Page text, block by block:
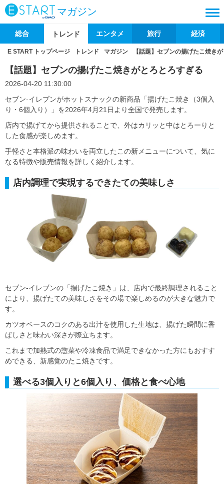
マガジン
総合 トレンド エンタメ 旅行 経済
E START トップページ トレンド マガジン 【話題】セブンの揚げたこ焼き
【話題】セブンの揚げたこ焼きがとろとろすぎる
2026-04-20 11:30:00
セブン‐イレブンがホットスナックの新商品「揚げたこ焼き（3個入
り・6個入り）」を2026年4月21日より全国で発売します。
店内で揚げてから提供されることで、外はカリッと中はとろーりと
した食感が楽しめます。
手軽さと本格派の味わいを両立したこの新メニューについて、気に
なる特徴や販売情報を詳しく紹介します。
店内調理で実現するできたての美味しさ
セブン‐イレブンの「揚げたこ焼き」は、店内で最終調理されること
により、揚げたての美味しさをその場で楽しめるのが大きな魅力で
す。
カツオベースのコクのある出汁を使用した生地は、揚げた瞬間に香
ばしさと味わい深さが際立ちます。
これまで加熱式の惣菜や冷凍食品で満足できなかった方にもおすす
めできる、新感覚のたこ焼きです。
選べる3個入りと6個入り、価格と食べ心地